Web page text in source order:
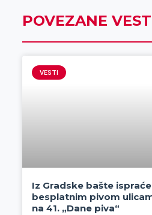
POVEZANE
VESTI
Iz Gradske bašte
besplatnim pivom
na 41. „Dane piva“